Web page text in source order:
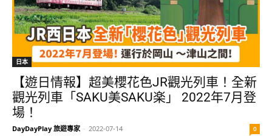
日本
【遊日情報】超美櫻花色JR觀光列車！全新
觀光列車「SAKU美SAKU楽」 2022年7月登
場！
DayDayPlay 旅遊專家 - 2022-07-14 0